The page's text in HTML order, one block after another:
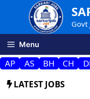
Govt
Menu
AP AS BH CH
LATEST JOBS